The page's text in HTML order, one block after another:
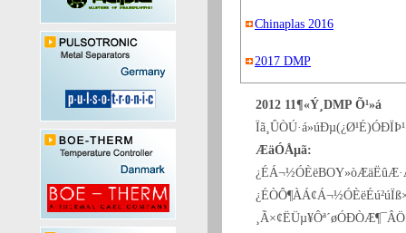
Chinaplas 2016
2017 DMP
2012 11¶«Ý¸DMP Õ¹»á
ÆäÓÅµã: